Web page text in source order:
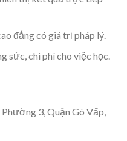
đẳng có giá trị pháp lý.
sức, chi phí cho việc học.
3, Quận Gò Vấp,